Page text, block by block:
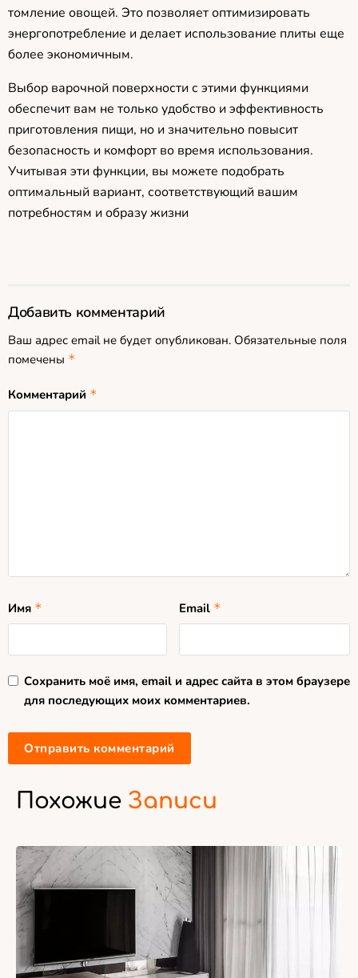
томление овощей. Это позволяет оптимизировать
энергопотребление и делает использование плиты еще
более экономичным.
Выбор варочной поверхности с этими функциями
обеспечит вам не только удобство и эффективность
приготовления пищи, но и значительно повысит
безопасность и комфорт во время использования.
Учитывая эти функции, вы можете подобрать
оптимальный вариант, соответствующий вашим
потребностям и образу жизни
Добавить комментарий
Ваш адрес email не будет опубликован. Обязательные поля
помечены *
Комментарий *
Имя * Email *
Сохранить моё имя, email и адрес сайта в этом браузере
для последующих моих комментариев.
Похожие Записи